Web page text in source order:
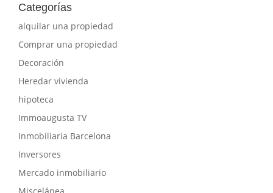
Categorías
alquilar una propiedad
Comprar una propiedad
Decoración
Heredar vivienda
hipoteca
Immoaugusta TV
Inmobiliaria Barcelona
Inversores
Mercado inmobiliario
Miscelánea